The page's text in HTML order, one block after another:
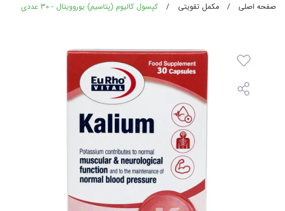
صفحه اصلی / مکمل تقویتی / کپسول کالیوم (پتاسیم) یوروویتال - 30 عددی